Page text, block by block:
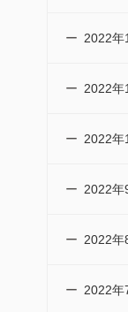
2022年
2022年
2022年
2022年
2022年
2022年